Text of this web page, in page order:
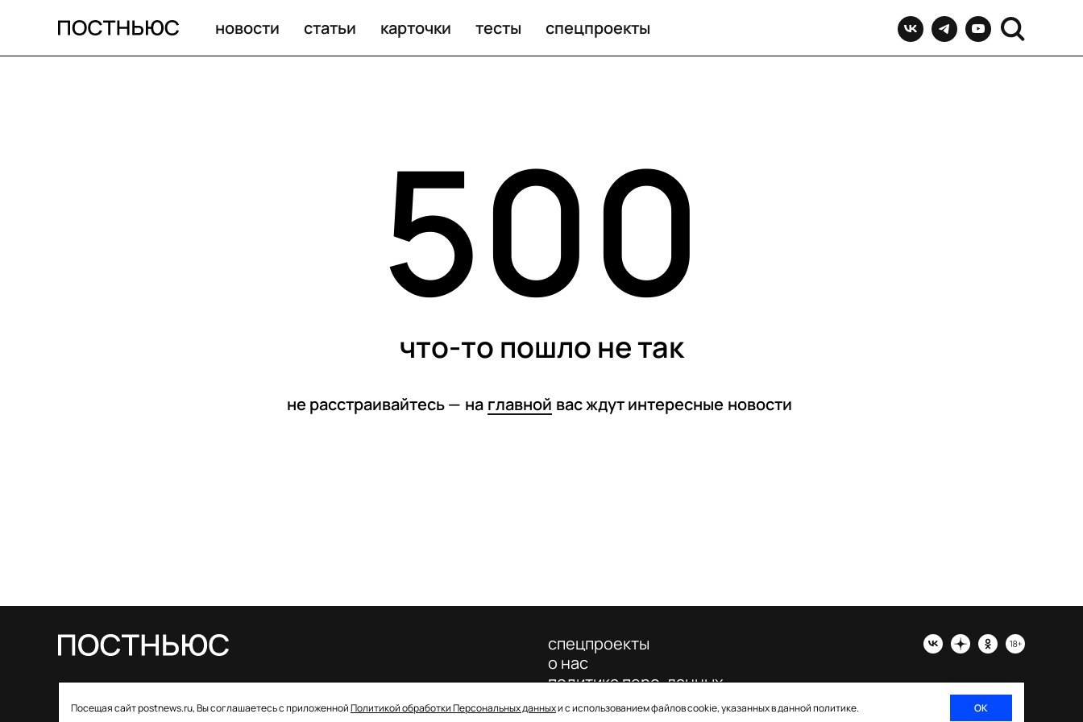
новости статьи карточки тесты спецпроекты
500
что-то пошло не так
не расстраивайтесь — на главной вас ждут интересные новости
Посещая сайт postnews.ru, Вы соглашаетесь с приложеннойПолитикой обработки Персональных данныхи с использованием файлов cookie, указанных в данной политике. ОК
о регистрации СМИ: ЭЛ № ФС 77–85757 от 22 августа
спецпроекты
о нас
политика перс. данных